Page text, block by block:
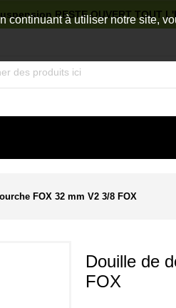
à utiliser notre site,
RESTE OUVERT TOUT
FOX 32 mm V2 3/8 FOX
Douille de
FOX